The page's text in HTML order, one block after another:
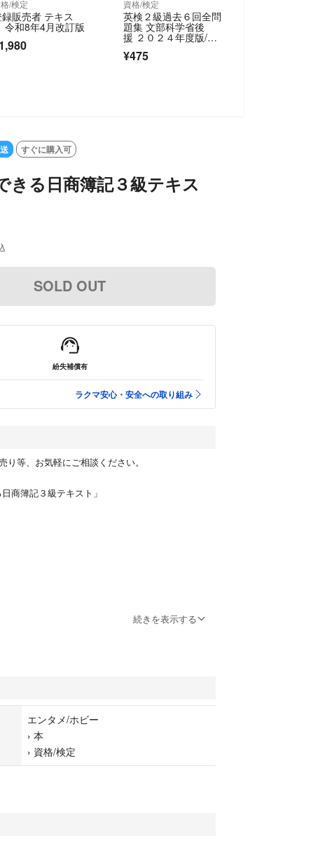
/検定
販売者 テキス
令和8年4月改訂版
資格/検定
英検２級過去６回全問
題集 文部科学省後
援 ２０２４年度版/旺
文社/旺文社（単行本
（ソフトカバー））
¥475
すぐに購入可
きる日商簿記３級テキス
SOLD OUT
紛失補償有
ラクマ安心・安全への取り組み
り等、お気軽にご相談ください。
商簿記３級テキスト」
続きを表示する
エンタメ/ホビー
› 本
› 資格/検定